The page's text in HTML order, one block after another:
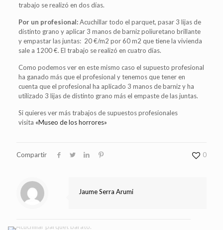
trabajo se realizó en dos días.
Por un profesional:Acuchillar todo el parquet, pasar 3 lijas de
distinto grano y aplicar 3 manos de barniz poliuretano brillante
y empastar las juntas: 20 €/m2 por 60 m2 que tiene la vivienda
sale a 1200 €. El trabajo se realizó en cuatro días.
Como podemos ver en este mismo caso el supuesto profesional
ha ganado más que el profesional y tenemos que tener en
cuenta que el profesional ha aplicado 3 manos de barniz y ha
utilizado 3 lijas de distinto grano más el empaste de las juntas.
Si quieres ver más trabajos de supuestos profesionales
visita «Museo de los horrores»
Compartir 0
Jaume Serra Arumi